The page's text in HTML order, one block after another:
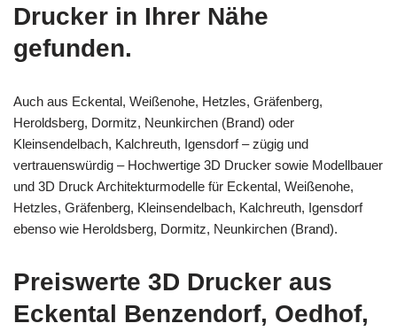
Drucker in Ihrer Nähe
gefunden.
Auch aus Eckental, Weißenohe, Hetzles, Gräfenberg,
Heroldsberg, Dormitz, Neunkirchen (Brand) oder
Kleinsendelbach, Kalchreuth, Igensdorf – zügig und
vertrauenswürdig – Hochwertige 3D Drucker sowie Modellbauer
und 3D Druck Architekturmodelle für Eckental, Weißenohe,
Hetzles, Gräfenberg, Kleinsendelbach, Kalchreuth, Igensdorf
ebenso wie Heroldsberg, Dormitz, Neunkirchen (Brand).
Preiswerte 3D Drucker aus
Eckental Benzendorf, Oedhof,